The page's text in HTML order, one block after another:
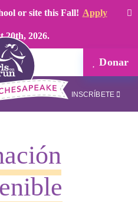
or site this Fall! Apply
20th, 2026.
Donar
INSCRÍBETE